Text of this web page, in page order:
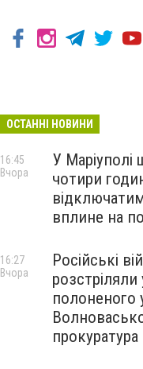
ОСТАННІ НОВИНИ
У Маріуполі
чотири
вплине на
16:45
Вчора
Російські
розстріляли
полоненого
прокуратура
16:27
Вчора